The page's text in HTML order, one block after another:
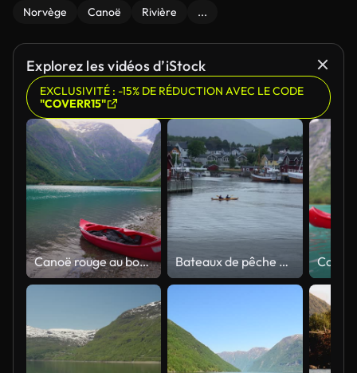
Norvège Canoë Rivière ...
Explorez les vidéos d’iStock
EXCLUSIVITÉ : -15% DE RÉDUCTION AVEC LE CODE
"COVERR15"
Canoë rouge au bord du lac Crystal Blue avec cadre pittoresque et vue sur le glacier Bateaux de pêche et hangar rouge aux îles Lofoten, Norvège